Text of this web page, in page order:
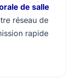
de salle
réseau de
rapide